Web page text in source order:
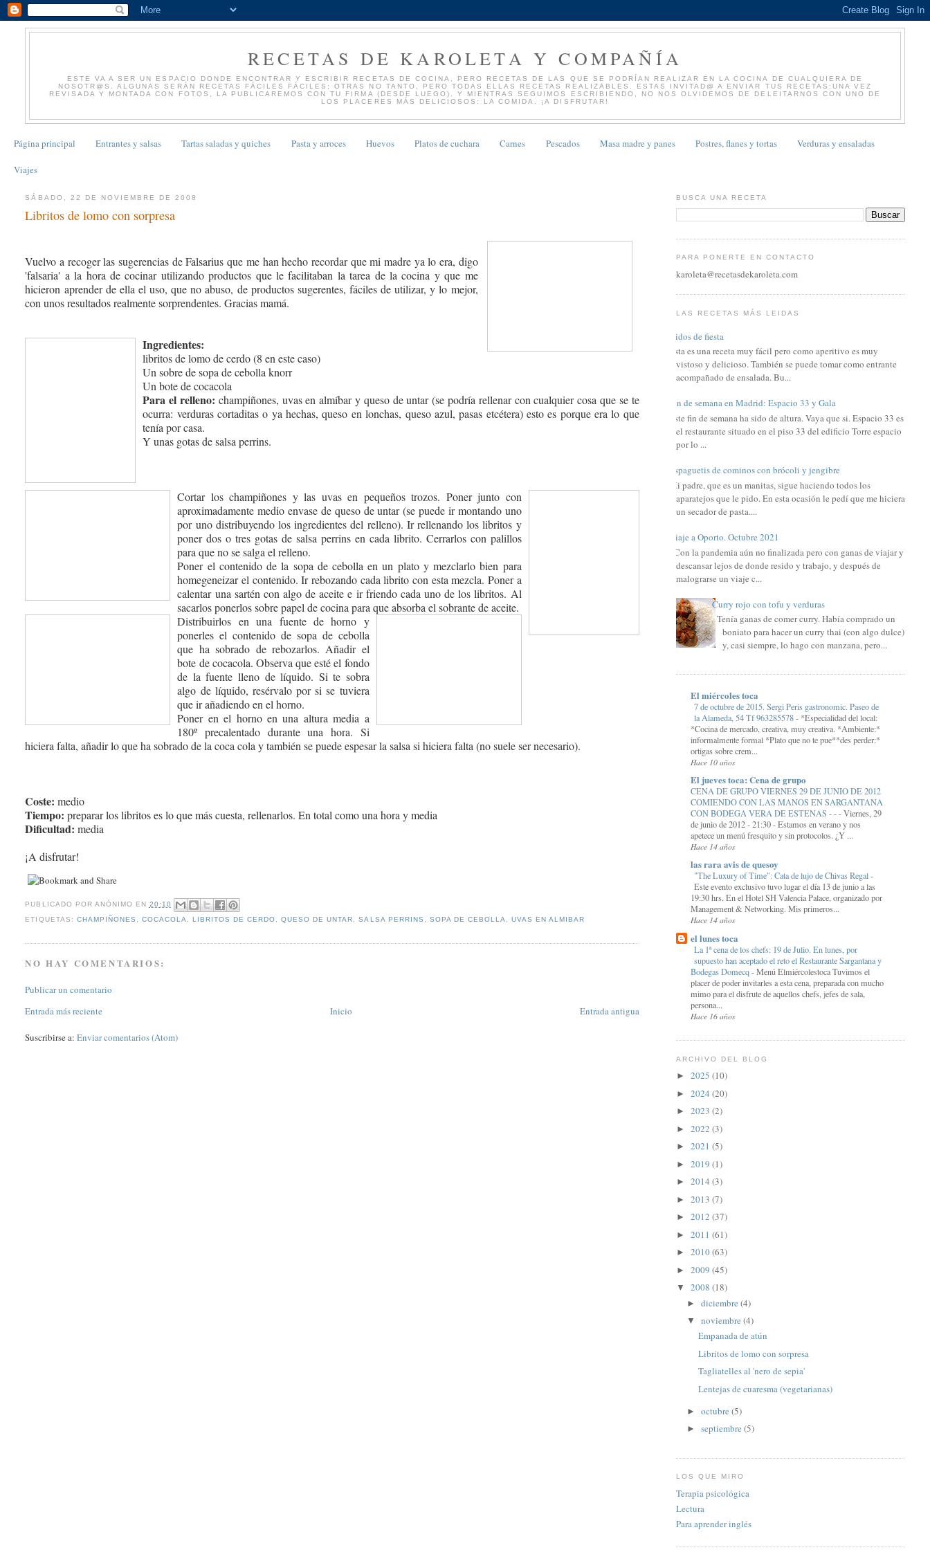
RECETAS DE KAROLETA Y COMPAÑÍA
ESTE VA A SER UN ESPACIO DONDE ENCONTRAR Y ESCRIBIR RECETAS DE COCINA, PERO RECETAS DE LAS QUE SE PODRÍAN REALIZAR EN LA COCINA DE CUALQUIERA DE
NOSOTR@S. ALGUNAS SERÁN RECETAS FÁCILES FÁCILES; OTRAS NO TANTO, PERO TODAS ELLAS RECETAS REALIZABLES. ESTAS INVITAD@ A ENVIAR TUS RECETAS:UNA VEZ
REVISADA Y MONTADA CON FOTOS, LA PUBLICAREMOS CON TU FIRMA (DESDE LUEGO). Y MIENTRAS SEGUIMOS ESCRIBIENDO, NO NOS OLVIDEMOS DE DELEITARNOS CON UNO DE
LOS PLACERES MÁS DELICIOSOS: LA COMIDA. ¡A DISFRUTAR!
Página principal Entrantes y salsas Tartas saladas y quiches Pasta y arroces Huevos Platos de cuchara Carnes Pescados Masa madre y panes Postres, flanes y tortas Verduras y ensaladas
Viajes
SÁBADO, 22 DE NOVIEMBRE DE 2008
Libritos de lomo con sorpresa
Vuelvo a recoger las sugerencias de Falsarius que me han hecho recordar que mi madre ya lo era, digo
'falsaria' a la hora de cocinar utilizando productos que le facilitaban la tarea de la cocina y que me
hicieron aprender de ella el uso, que no abuso, de productos sugerentes, fáciles de utilizar, y lo mejor,
con unos resultados realmente sorprendentes. Gracias mamá.
Ingredientes:
libritos de lomo de cerdo (8 en este caso)
Un sobre de sopa de cebolla knorr
Un bote de cocacola
Para el relleno: champiñones, uvas en almíbar y queso de untar (se podría rellenar con cualquier cosa que se te
ocurra: verduras cortaditas o ya hechas, queso en lonchas, queso azul, pasas etcétera) esto es porque era lo que
tenía por casa.
Y unas gotas de salsa perrins.
Cortar los champiñones y las uvas en pequeños trozos. Poner junto con
aproximadamente medio envase de queso de untar (se puede ir montando uno
por uno distribuyendo los ingredientes del relleno). Ir rellenando los libritos y
poner dos o tres gotas de salsa perrins en cada librito. Cerrarlos con palillos
para que no se salga el relleno.
Poner el contenido de la sopa de cebolla en un plato y mezclarlo bien para
homegeneizar el contenido. Ir rebozando cada librito con esta mezcla. Poner a
calentar una sartén con algo de aceite e ir friendo cada uno de los libritos. Al
sacarlos ponerlos sobre papel de cocina para que absorba el sobrante de aceite.
Distribuirlos en una fuente de horno y
ponerles el contenido de sopa de cebolla
que ha sobrado de rebozarlos. Añadir el
bote de cocacola. Observa que esté el fondo
de la fuente lleno de líquido. Si te sobra
algo de líquido, resérvalo por si se tuviera
que ir añadiendo en el horno.
Poner en el horno en una altura media a
180º precalentado durante una hora. Si
hiciera falta, añadir lo que ha sobrado de la coca cola y también se puede espesar la salsa si hiciera falta (no suele ser necesario).
Coste: medio
Tiempo: preparar los libritos es lo que más cuesta, rellenarlos. En total como una hora y media
Dificultad: media
¡A disfrutar!
PUBLICADO POR ANÓNIMO EN 20:10
ETIQUETAS: CHAMPIÑONES COCACOLA LIBRITOS DE CERDO ,QUESO DE UNTAR ,SALSA PERRINS SOPA DE CEBOLLA UVAS EN ALMIBAR
NO HAY COMENTARIOS:
Publicar un comentario
Entrada más reciente
Entrada antigua
Inicio
Suscribirse a:Enviar comentarios (Atom)
BUSCA UNA RECETA
PARA PONERTE EN CONTACTO
karoleta@recetasdekaroleta.com
LAS RECETAS MÁS LEIDAS
Nidos de fiesta
Esta es una receta muy fácil pero como aperitivo es muy
vistoso y delicioso. También se puede tomar como entrante
acompañado de ensalada. Bu...
Fin de semana en Madrid: Espacio 33 y Gala
Este fin de semana ha sido de altura. Vaya que si. Espacio 33 es
el restaurante situado en el piso 33 del edificio Torre espacio
por lo ...
Espaguetis de cominos con brócoli y jengibre
Mi padre, que es un manitas, sigue haciendo todos los
aparatejos que le pido. En esta ocasión le pedí que me hiciera
un secador de pasta....
Viaje a Oporto. Octubre 2021
Con la pandemia aún no finalizada pero con ganas de viajar y
descansar lejos de donde resido y trabajo, y después de
malograrse un viaje c...
Curry rojo con tofu y verduras
Tenía ganas de comer curry. Había comprado un
boniato para hacer un curry thai (con algo dulce)
y, casi siempre, lo hago con manzana, pero...
El miércoles toca
7 de octubre de 2015. Sergi Peris gastronomic. Paseo de
la Alameda, 54 Tf 963285578- *Especialidad del local:
*Cocina de mercado, creativa, muy creativa. *Ambiente:*
informalmente formal *Plato que no te pue**des perder:*
ortigas sobre crem...
Hace 10 años
El jueves toca: Cena de grupo
CENA DE GRUPO VIERNES 29 DE JUNIO DE 2012
COMIENDO CON LAS MANOS EN SARGANTANA
CON BODEGA VERA DE ESTENAS -- - Viernes, 29
de junio de 2012 - 21:30 - Estamos en verano y nos
apetece un menú fresquito y sin protocolos. ¿Y ...
Hace 14 años
las rara avis de quesoy
"The Luxury of Time": Cata de lujo de Chivas Regal-
Este evento exclusivo tuvo lugar el día 13 de junio a las
19:30 hrs. En el Hotel SH Valencia Palace, organizado por
Management & Networking. Mis primeros...
Hace 14 años
el lunes toca
La 1ª cena de los chefs: 19 de Julio. En lunes, por
supuesto han aceptado el reto el Restaurante Sargantana y
Bodegas Domecq-Menú Elmiércolestoca Tuvimos el
placer de poder invitarles a esta cena, preparada con mucho
mimo para el disfrute de aquellos chefs, jefes de sala,
persona...
Hace 16 años
ARCHIVO DEL BLOG
► 2025 (10)
► 2024 (20)
► 2023 (2)
► 2022 (3)
► 2021 (5)
► 2019 (1)
► 2014 (3)
► 2013 (7)
► 2012 (37)
► 2011 (61)
► 2010(63)
► 2009 (45)
▼ 2008 (18)
►diciembre(4)
▼noviembre(4)
Empanada de atún
Libritos de lomo con sorpresa
Tagliatelles al 'nero de sepia'
Lentejas de cuaresma (vegetarianas)
►octubre(5)
►septiembre(5)
LOS QUE MIRO
Terapia psicológica
Lectura
Para aprender inglés